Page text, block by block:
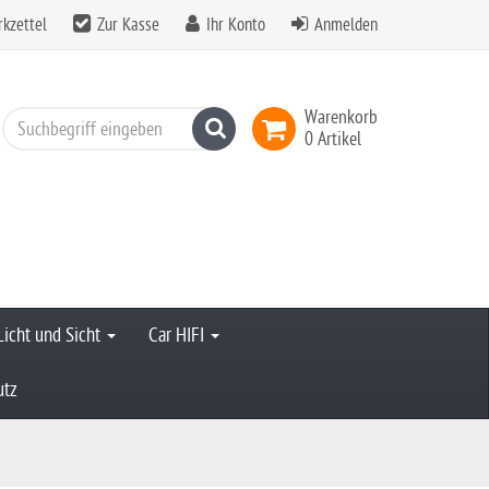
Zur Kasse Ihr Konto Anmelden
Warenkorb
0 Artikel
Suchen
und Sicht Car HIFI